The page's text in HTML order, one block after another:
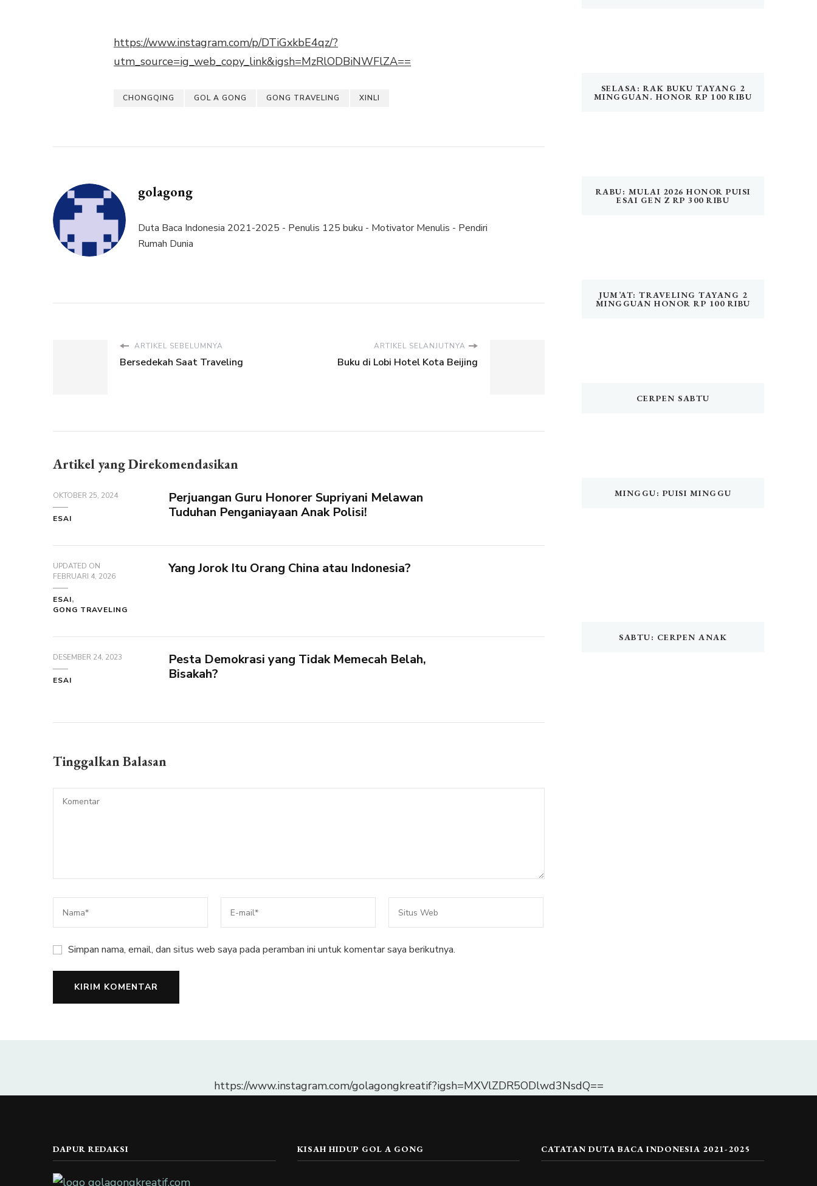
https://www.instagram.com/p/DTiGxkbE4qz/?
utm_source=ig_web_copy_link&igsh=MzRlODBiNWFlZA==
CHONGQING GOL A GONG GONG TRAVELING XINLI
golagong
Duta Baca Indonesia 2021-2025 - Penulis 125 buku - Motivator Menulis - Pendiri
Rumah Dunia
ARTIKEL SEBELUMNYA
Bersedekah Saat Traveling
ARTIKEL SELANJUTNYA
Buku di Lobi Hotel Kota Beijing
Artikel yang Direkomendasikan
OKTOBER 25, 2024
ESAI
Perjuangan Guru Honorer Supriyani Melawan
Tuduhan Penganiayaan Anak Polisi!
UPDATED ON
FEBRUARI 4, 2026
ESAI
GONG TRAVELING
Yang Jorok Itu Orang China atau Indonesia?
DESEMBER 24, 2023
ESAI
Pesta Demokrasi yang Tidak Memecah Belah,
Bisakah?
Tinggalkan Balasan
Simpan nama, email, dan situs web saya pada peramban ini untuk komentar saya berikutnya.
SELASA: RAK BUKU TAYANG 2
MINGGUAN. HONOR RP 100 RIBU
RABU: MULAI 2026 HONOR PUISI
ESAI GEN Z RP 300 RIBU
JUM’AT: TRAVELING TAYANG 2
MINGGUAN HONOR RP 100 RIBU
CERPEN SABTU
MINGGU: PUISI MINGGU
SABTU: CERPEN ANAK
https://www.instagram.com/golagongkreatif?igsh=MXVlZDR5ODlwd3NsdQ==
DAPUR REDAKSI KISAH HIDUP GOL A GONG CATATAN DUTA BACA INDONESIA 2021-2025